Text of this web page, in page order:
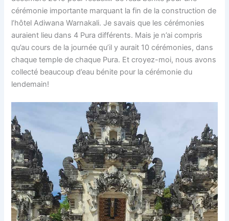
cérémonie importante marquant la fin de la construction de
l’hôtel Adiwana Warnakali. Je savais que les cérémonies
auraient lieu dans 4 Pura différents. Mais je n’ai compris
qu’au cours de la journée qu’il y aurait 10 cérémonies, dans
chaque temple de chaque Pura. Et croyez-moi, nous avons
collecté beaucoup d’eau bénite pour la cérémonie du
lendemain!